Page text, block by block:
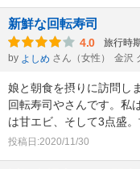
新鮮な回転寿司
4.0 旅行時
by よしめ さん（女性） 金沢
娘と朝食を摂りに訪問し
回転寿司やさんです。私
は甘エビ、そして3点盛
投稿日:2020/11/30